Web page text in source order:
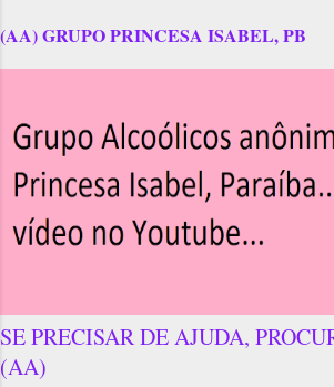
(AA) GRUPO PRINCESA ISABEL, PB
SE PRECISAR DE AJUDA,
(AA)